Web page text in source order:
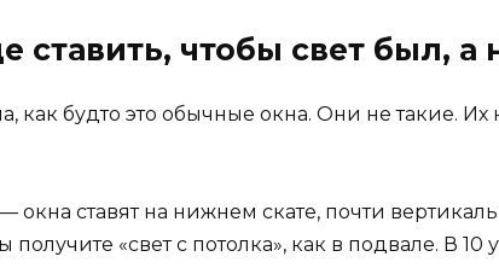
ставить, чтобы свет был, а
будто это обычные окна. Они не такие. Их
ставят на нижнем скате, почти
«свет с потолка», как в подвале. В